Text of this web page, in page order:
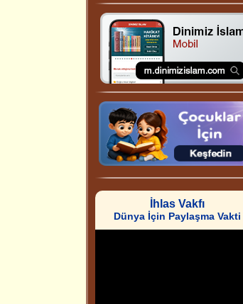
İhlas Vakfı
Dünya İçin Paylaşma Vakti